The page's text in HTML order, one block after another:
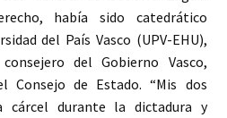
había sido catedrático
del País Vasco (UPV-EHU),
del Gobierno Vasco,
Consejo de Estado. “Mis dos
cárcel durante la dictadura y